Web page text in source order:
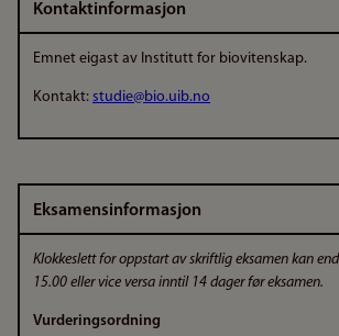
Kontaktinformasjon
Emnet eigast av Institutt for biovitenskap.
Kontakt: studie@bio.uib.no
Eksamensinformasjon
Klokkeslett for oppstart av skriftlig eksamen kan
15.00 eller vice versa inntil 14 dager før eksamen.
Vurderingsordning